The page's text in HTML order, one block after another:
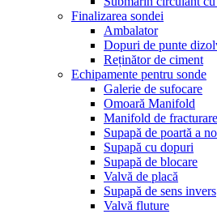
Finalizarea sondei
Ambalator
Dopuri de punte
Reținător de ciment
Echipamente pentru sonde
Galerie de sufocare
Omoară Manifold
Manifold de fracturare
Supapă de poartă a
Supapă cu dopuri
Supapă de blocare
Valvă de placă
Supapă de sens invers
Valvă fluture